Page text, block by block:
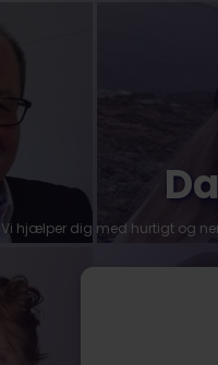
Vi hjælper dig med hurtigt og